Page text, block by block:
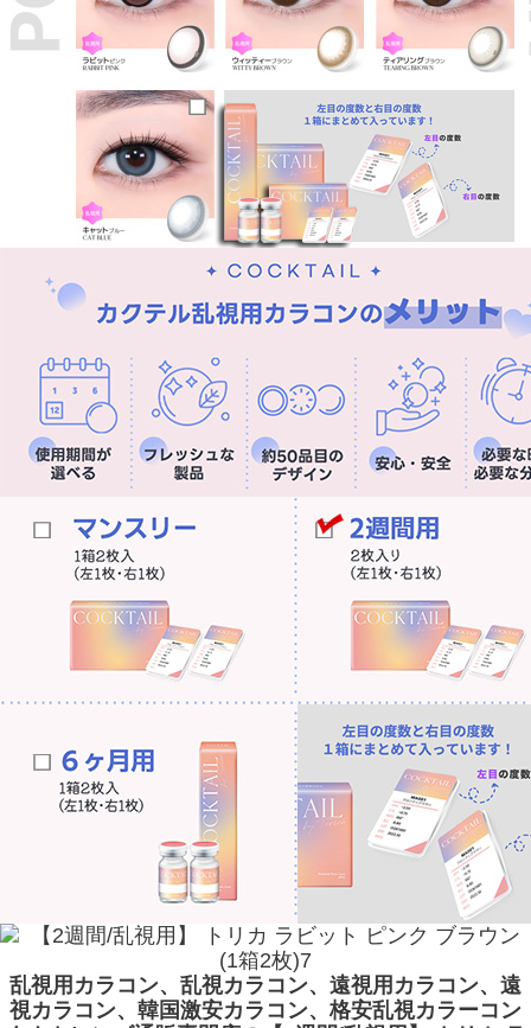
乱視用カラコン、乱視カラコン、遠視用カラコン、遠
視カラコン、韓国激安カラコン、格安乱視カラーコン